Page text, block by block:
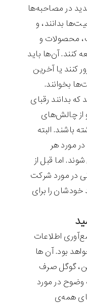
در مصاحبه‌ها
بدانند، و
محصولات و
کنند. آن‌ها باید
کنند یا آخرین
بخوانند.
بدانند رقبای
از چالش‌های
باشند. البته
مورد هر
اما قبل از
در مورد شرکت
خودشان را برای
اطلاعات
بود. آن ها
لینکدین، گوگل صرف
وضوح در مورد
همه‌ی